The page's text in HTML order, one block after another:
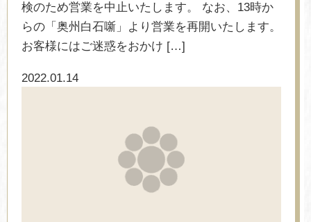
検のため営業を中止いたします。 なお、13時か
らの「奥州白石噺」より営業を再開いたします。
お客様にはご迷惑をおかけ […]
2022.01.14